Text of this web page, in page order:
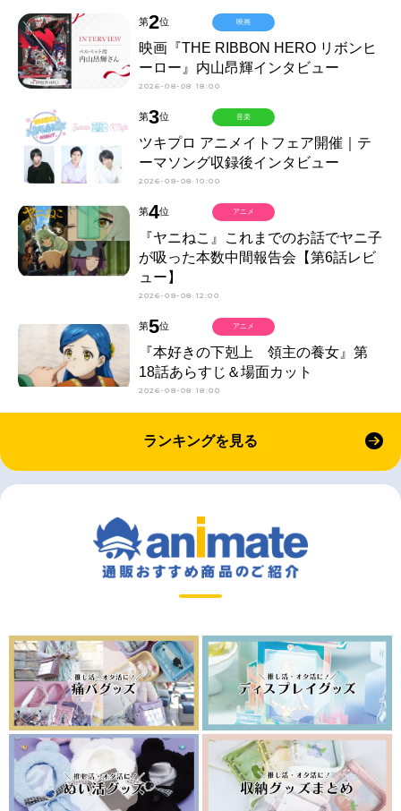
第2位
映画『THE RIBBON HERO リボンヒ
ーロー』内山昂輝インタビュー
2026-08-08 18:00
映画
第3位
ツキプロ アニメイトフェア開催｜テ
ーマソング収録後インタビュー
2026-08-08 10:00
音楽
第4位
『ヤニねこ』これまでのお話でヤニ子
が吸った本数中間報告会【第6話レビ
ュー】
2026-08-08 12:00
アニメ
第5位
『本好きの下剋上 領主の養女』第
18話あらすじ＆場面カット
2026-08-08 18:00
アニメ
ランキングを見る